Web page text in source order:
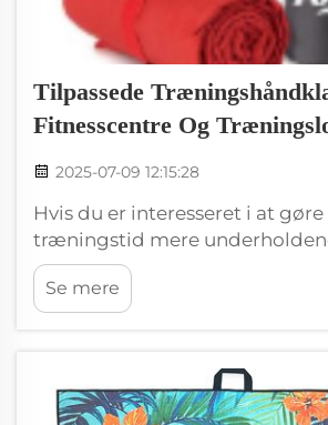
Tilpassede
Fitnesscentre Og
2025-07-09 12:15:28
Hvis du er interesseret i at
træningstid mere
overveje at bruge personlige
træningshåndklæder. Disse
håndklæder kan hjælpe dig
hjælpe med at reklamere for dit
træningscenters brand og ...
Se mere